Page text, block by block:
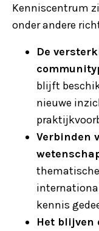
Kenniscentrum
onder andere
De
blijft
nieuwe
Verbinden
kennis
Het blijven